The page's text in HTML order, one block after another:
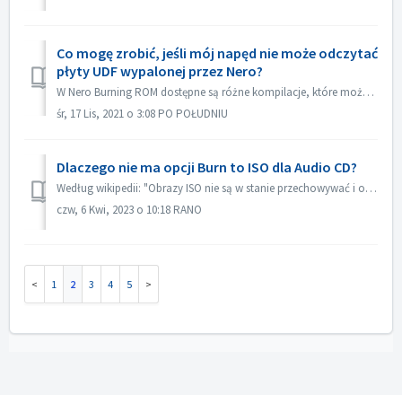
Co mogę zrobić, jeśli mój napęd nie może odczytać
płyty UDF wypalonej przez Nero?
W Nero Burning ROM dostępne są różne kompilacje, które można wybrać. Jeżeli wypaliłeś płytę UDF, ale kompatybilność twojego napędu z UDF nie jest zbyt dob...
śr, 17 Lis, 2021 o 3:08 PO POŁUDNIU
Dlaczego nie ma opcji Burn to ISO dla Audio CD?
Według wikipedii: "Obrazy ISO nie są w stanie przechowywać i odtwarzać płyt CD-Audio, ze względu na fakt, że płyty CD-Audio nie używają komputerowego ...
czw, 6 Kwi, 2023 o 10:18 RANO
1 2 3 4 5